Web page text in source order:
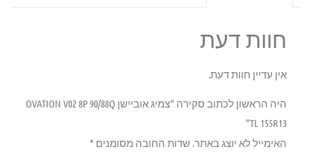
חוות דעת
אין עדיין חוות דעת.
היה הראשון לכתוב סקירה “צמיג אוביישן OVATION V02 8P 90/88Q
TL 155R13”
האימייל לא יוצג באתר.שדות החובה מסומנים*